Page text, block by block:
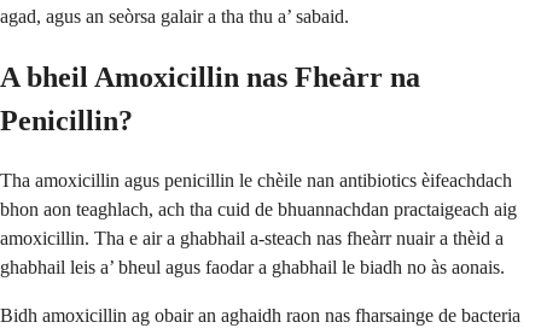
agad, agus an seòrsa galair a tha thu a’ sabaid.
A bheil Amoxicillin nas Fheàrr na
Penicillin?
Tha amoxicillin agus penicillin le chèile nan antibiotics èifeachdach
bhon aon teaghlach, ach tha cuid de bhuannachdan practaigeach aig
amoxicillin. Tha e air a ghabhail a-steach nas fheàrr nuair a thèid a
ghabhail leis a’ bheul agus faodar a ghabhail le biadh no às aonais.
Bidh amoxicillin ag obair an aghaidh raon nas fharsainge de bacteria